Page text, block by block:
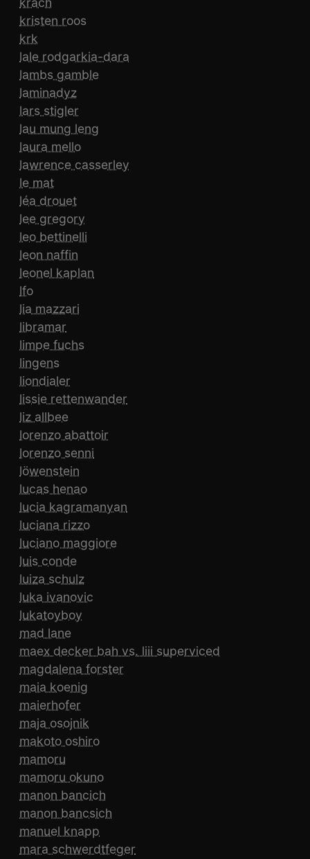
kristen roos
krk
lale rodgarkia-dara
lambs gamble
laminadyz
lars stigler
lau mung leng
laura mello
lawrence casserley
le mat
léa drouet
lee gregory
leo bettinelli
leon naffin
leonel kaplan
lfo
lia mazzari
libramar
limpe fuchs
lingens
liondialer
lissie rettenwander
liz allbee
lorenzo abattoir
lorenzo senni
löwenstein
lucas henao
lucia kagramanyan
luciana rizzo
luciano maggiore
luis conde
luiza schulz
luka ivanovic
lukatoyboy
mad lane
maex decker bah vs. liii superviced
magdalena forster
maia koenig
maierhofer
maja osojnik
makoto oshiro
mamoru
mamoru okuno
manon bancich
manon bancsich
manuel knapp
mara schwerdtfeger